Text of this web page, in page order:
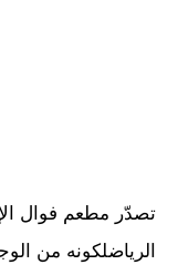
تصدّر مطعم فوال
الرياضلكونه من